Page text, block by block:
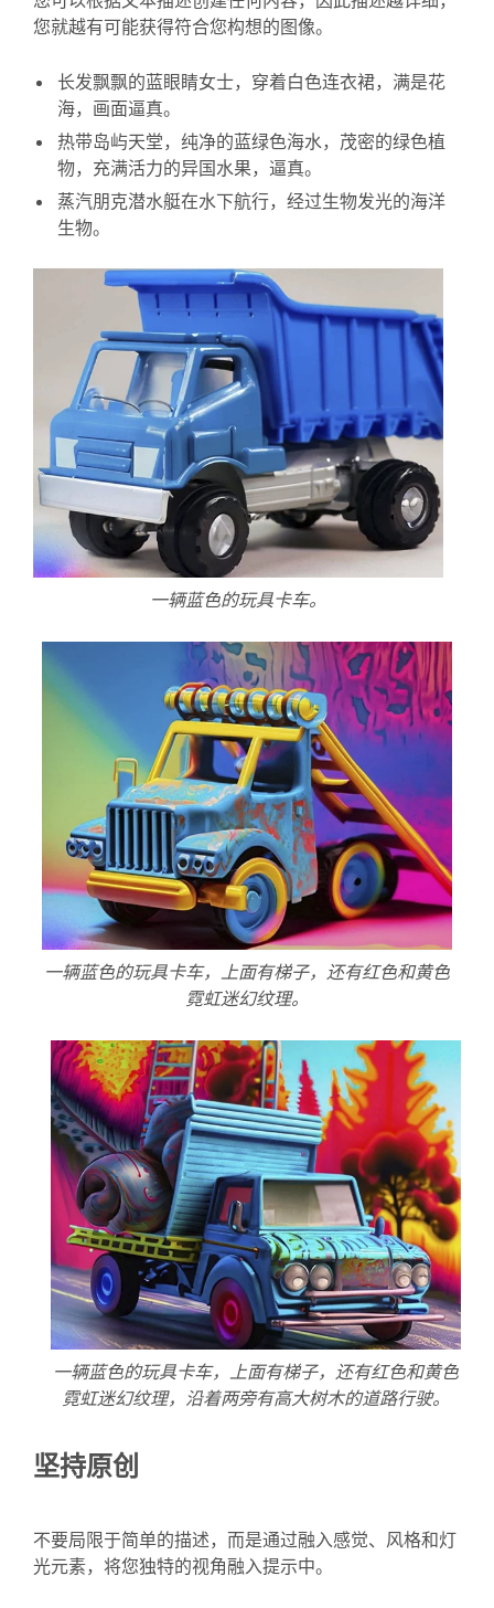
您就越有可能获得符合您构想的图像。
长发飘飘的蓝眼睛女士，穿着白色连衣裙，满是花
海，画面逼真。
热带岛屿天堂，纯净的蓝绿色海水，茂密的绿色植
物，充满活力的异国水果，逼真。
蒸汽朋克潜水艇在水下航行，经过生物发光的海洋
生物。
一辆蓝色的玩具卡车。
一辆蓝色的玩具卡车，上面有梯子，还有红色和黄色
霓虹迷幻纹理。
一辆蓝色的玩具卡车，上面有梯子，还有红色和黄色
霓虹迷幻纹理，沿着两旁有高大树木的道路行驶。
坚持原创
不要局限于简单的描述，而是通过融入感觉、风格和灯
光元素，将您独特的视角融入提示中。